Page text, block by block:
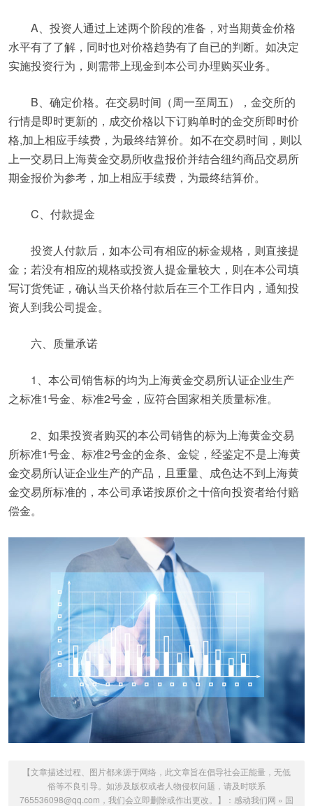
A、投资人通过上述两个阶段的准备，对当期黄金价格
水平有了了解，同时也对价格趋势有了自已的判断。如决定
实施投资行为，则需带上现金到本公司办理购买业务。
B、确定价格。在交易时间（周一至周五），金交所的
行情是即时更新的，成交价格以下订购单时的金交所即时价
格,加上相应手续费，为最终结算价。如不在交易时间，则以
上一交易日上海黄金交易所收盘报价并结合纽约商品交易所
期金报价为参考，加上相应手续费，为最终结算价。
C、付款提金
投资人付款后，如本公司有相应的标金规格，则直接提
金；若没有相应的规格或投资人提金量较大，则在本公司填
写订货凭证，确认当天价格付款后在三个工作日内，通知投
资人到我公司提金。
六、质量承诺
1、本公司销售标的均为上海黄金交易所认证企业生产
之标准1号金、标准2号金，应符合国家相关质量标准。
2、如果投资者购买的本公司销售的标为上海黄金交易
所标准1号金、标准2号金的金条、金锭，经鉴定不是上海黄
金交易所认证企业生产的产品，且重量、成色达不到上海黄
金交易所标准的，本公司承诺按原价之十倍向投资者给付赔
偿金。
【文章描述过程、图片都来源于网络，此文章旨在倡导社会正能量，无低
俗等不良引导。如涉及版权或者人物侵权问题，请及时联系
765536098@qq.com，我们会立即删除或作出更改。】： 感动我们网 » 国